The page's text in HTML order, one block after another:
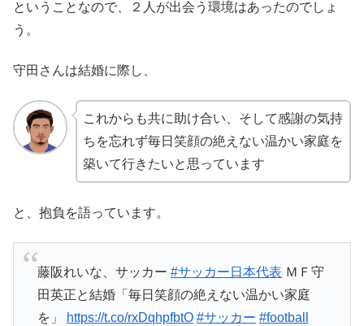
ということなので、２人が出会う環境はあったのでしょ
う。
守田さんは結婚に際し、
これからも共に助け合い、そして感謝の気持
ちを忘れず毎日笑顔の絶えない温かい家庭を
築いて行きたいと思っています
と、抱負を語っています。
藤阪れいな、サッカー #サッカー日本代表 ＭＦ守
田英正と結婚「毎日笑顔の絶えない温かい家庭
を」
https://t.co/rxDqhpfbtO #サッカー #football